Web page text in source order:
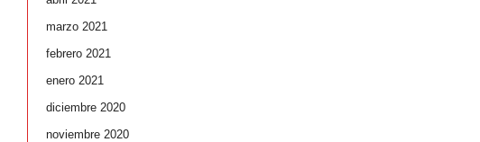
marzo 2021
febrero 2021
enero 2021
diciembre 2020
noviembre 2020